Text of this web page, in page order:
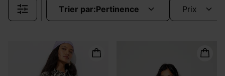
trier par: pertinence prix